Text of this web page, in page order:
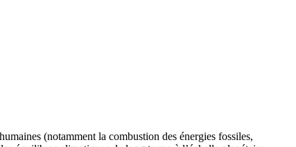
(notamment la combustion des énergies fossiles,